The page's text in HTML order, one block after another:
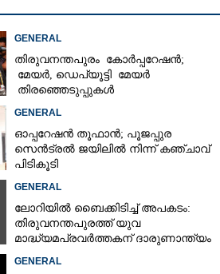
GENERAL
തിരുവനന്തപുരം കോർപ്പറേഷൻ;
മേയർ, ഡെപ്യൂട്ടി മേയർ
തിരഞ്ഞെടുപ്പുകൾ
GENERAL
ഓപ്പറേഷൻ തൂഫാൻ; പൂജപ്പുര
സെൻട്രൽ ജയിലിൽ നിന്ന് കഞ്ചാവ്
പിടികൂടി
GENERAL
ലോറിയിൽ ബൈക്കിടിച്ച് അപകടം:
തിരുവനന്തപുരത്ത് യുവ
മാദ്ധ്യമപ്രവർത്തകന് ദാരുണാന്ത്യം
GENERAL
Share this link